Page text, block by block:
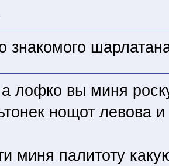
знакомого
лофко вы миня
нощот левова
миня палитоту